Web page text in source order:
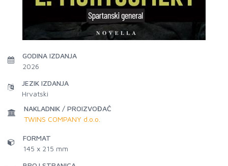
GODINA IZDANJA
2026
JEZIK IZDANJA
Hrvatski
NAKLADNIK / PROIZVOĐAČ
TWINS COMPANY d.o.o.
FORMAT
145 x 215 mm